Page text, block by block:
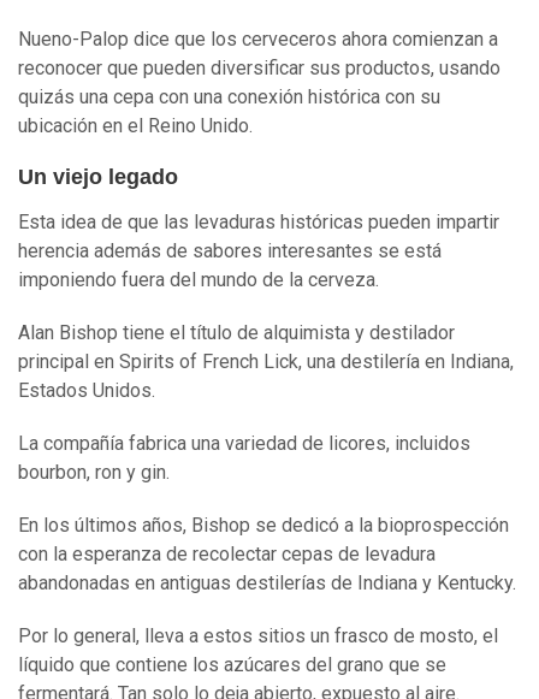
Nueno-Palop dice que los cerveceros ahora comienzan a
reconocer que pueden diversificar sus productos, usando
quizás una cepa con una conexión histórica con su
ubicación en el Reino Unido.
Un viejo legado
Esta idea de que las levaduras históricas pueden impartir
herencia además de sabores interesantes se está
imponiendo fuera del mundo de la cerveza.
Alan Bishop tiene el título de alquimista y destilador
principal en Spirits of French Lick, una destilería en Indiana,
Estados Unidos.
La compañía fabrica una variedad de licores, incluidos
bourbon, ron y gin.
En los últimos años, Bishop se dedicó a la bioprospección
con la esperanza de recolectar cepas de levadura
abandonadas en antiguas destilerías de Indiana y Kentucky.
Por lo general, lleva a estos sitios un frasco de mosto, el
líquido que contiene los azúcares del grano que se
fermentará. Tan solo lo deja abierto, expuesto al aire.